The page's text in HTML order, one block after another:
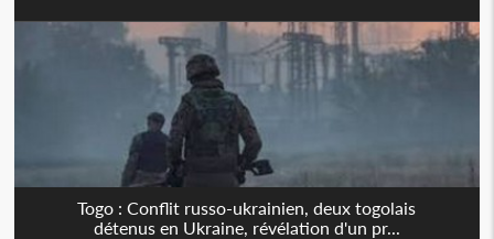
Togo : Conflit russo-ukrainien, deux togolais
détenus en Ukraine, révélation d'un pr...